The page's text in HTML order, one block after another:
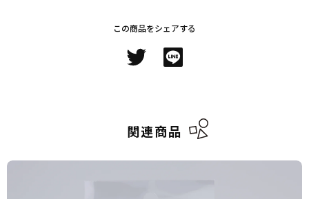
この商品をシェアする
関連商品